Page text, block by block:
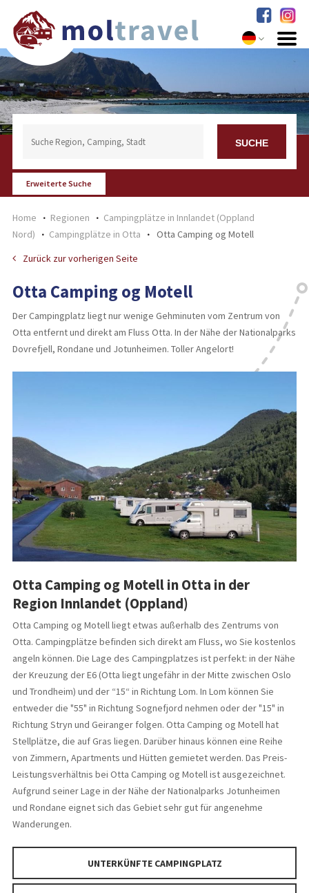
Erweiterte Suche
Home Regionen
Campingplätze in Innlandet (Oppland
Nord)
Campingplätze in Otta
Otta Camping og Motell
Zurück zur vorherigen Seite
Otta Camping og Motell
Der Campingplatz liegt nur wenige Gehminuten vom Zentrum von
Otta entfernt und direkt am Fluss Otta. In der Nähe der Nationalparks
Dovrefjell, Rondane und Jotunheimen. Toller Angelort!
Otta Camping og Motell in Otta in der
Region Innlandet (Oppland)
Otta Camping og Motell liegt etwas außerhalb des Zentrums von
Otta. Campingplätze befinden sich direkt am Fluss, wo Sie kostenlos
angeln können. Die Lage des Campingplatzes ist perfekt: in der Nähe
der Kreuzung der E6 (Otta liegt ungefähr in der Mitte zwischen Oslo
und Trondheim) und der “15“ in Richtung Lom. In Lom können Sie
entweder die "55" in Richtung Sognefjord nehmen oder der "15" in
Richtung Stryn und Geiranger folgen. Otta Camping og Motell hat
Stellplätze, die auf Gras liegen. Darüber hinaus können eine Reihe
von Zimmern, Apartments und Hütten gemietet werden. Das Preis-
Leistungsverhältnis bei Otta Camping og Motell ist ausgezeichnet.
Aufgrund seiner Lage in der Nähe der Nationalparks Jotunheimen
und Rondane eignet sich das Gebiet sehr gut für angenehme
Wanderungen.
UNTERKÜNFTE CAMPINGPLATZ